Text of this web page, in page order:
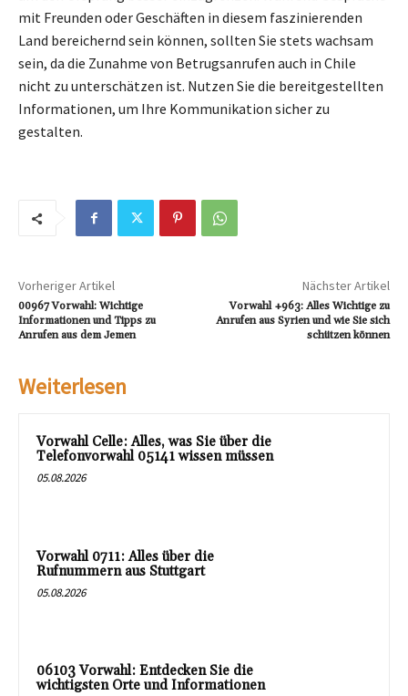
mit Freunden oder Geschäften in diesem faszinierenden
Land bereichernd sein können, sollten Sie stets wachsam
sein, da die Zunahme von Betrugsanrufen auch in Chile
nicht zu unterschätzen ist. Nutzen Sie die bereitgestellten
Informationen, um Ihre Kommunikation sicher zu
gestalten.
Vorheriger Artikel
00967 Vorwahl: Wichtige
Informationen und Tipps zu
Anrufen aus dem Jemen
Nächster Artikel
Vorwahl +963: Alles Wichtige zu
Anrufen aus Syrien und wie Sie sich
schützen können
Weiterlesen
Vorwahl Celle: Alles, was Sie über die
Telefonvorwahl 05141 wissen müssen
05.08.2026
Vorwahl 0711: Alles über die
Rufnummern aus Stuttgart
05.08.2026
06103 Vorwahl: Entdecken Sie die
wichtigsten Orte und Informationen